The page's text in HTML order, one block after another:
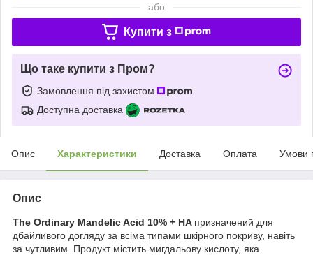
або
Купити з
Що таке купити з Пром?
Замовлення під захистом
Доступна доставка
Опис Характеристики Доставка Оплата Умови
Опис
The Ordinary Mandelic Acid 10% + HA призначений для
дбайливого догляду за всіма типами шкірного покриву, навіть
за чутливим. Продукт містить мигдальову кислоту, яка